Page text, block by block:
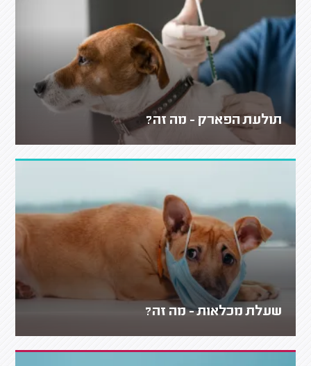
תולעת הפארק - מה זה?
שעלת מכלאות - מה זה?